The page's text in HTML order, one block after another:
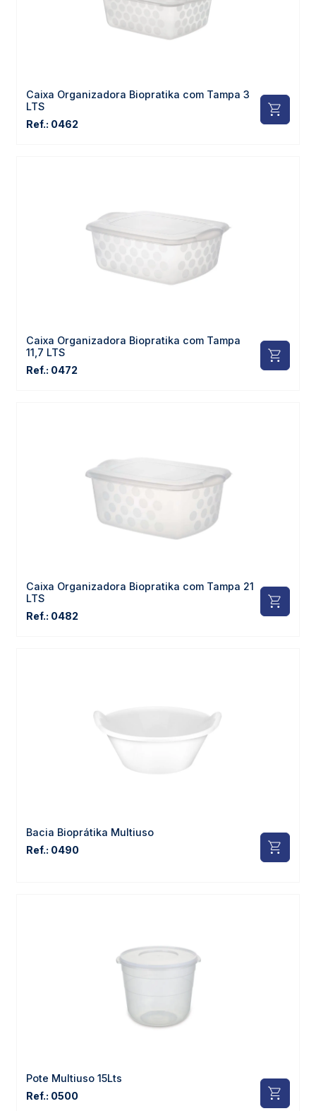
Caixa Organizadora Biopratika com Tampa 3
LTS
Ref.: 0462
Caixa Organizadora Biopratika com Tampa
11,7 LTS
Ref.: 0472
Caixa Organizadora Biopratika com Tampa 21
LTS
Ref.: 0482
Bacia Bioprátika Multiuso
Ref.: 0490
Pote Multiuso 15Lts
Ref.: 0500